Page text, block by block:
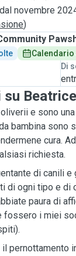
novembre
)
Di
Beatrice
e sono
bambina sono
cura.
richiesta.
di canili
di ogni tipo e di
paura di
fossero i miei
il pernottamento